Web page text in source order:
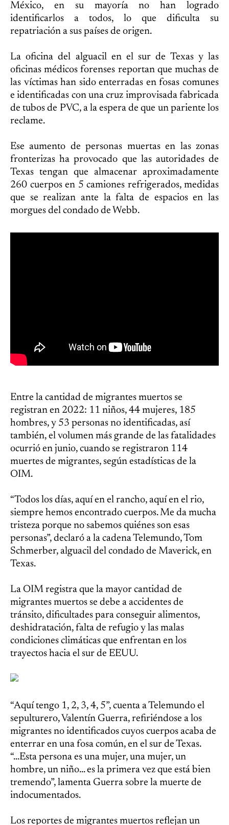
México, en su mayoría no han logrado
identificarlos a todos, lo que dificulta su
repatriación a sus países de origen.
La oficina del alguacil en el sur de Texas y las
oficinas médicos forenses reportan que muchas de
las víctimas han sido enterradas en fosas comunes
e identificadas con una cruz improvisada fabricada
de tubos de PVC, a la espera de que un pariente los
reclame.
Ese aumento de personas muertas en las zonas
fronterizas ha provocado que las autoridades de
Texas tengan que almacenar aproximadamente
260 cuerpos en 5 camiones refrigerados, medidas
que se realizan ante la falta de espacios en las
morgues del condado de Webb.
Entre la cantidad de migrantes muertos se
registran en 2022: 11 niños, 44 mujeres, 185
hombres, y 53 personas no identificadas, así
también, el volumen más grande de las fatalidades
ocurrió en junio, cuando se registraron 114
muertes de migrantes, según estadísticas de la
OIM.
“Todos los días, aquí en el rancho, aquí en el rio,
siempre hemos encontrado cuerpos. Me da mucha
tristeza porque no sabemos quiénes son esas
personas”, declaró a la cadena Telemundo, Tom
Schmerber, alguacil del condado de Maverick, en
Texas.
La OIM registra que la mayor cantidad de
migrantes muertos se debe a accidentes de
tránsito, dificultades para conseguir alimentos,
deshidratación, falta de refugio y las malas
condiciones climáticas que enfrentan en los
trayectos hacia el sur de EEUU.
“Aquí tengo 1, 2, 3, 4, 5”, cuenta a Telemundo el
sepulturero, Valentín Guerra, refiriéndose a los
migrantes no identificados cuyos cuerpos acaba de
enterrar en una fosa común, en el sur de Texas.
“...Esta persona es una mujer, una mujer, un
hombre, un niño... es la primera vez que está bien
tremendo”, lamenta Guerra sobre la muerte de
indocumentados.
Los reportes de migrantes muertos reflejan un